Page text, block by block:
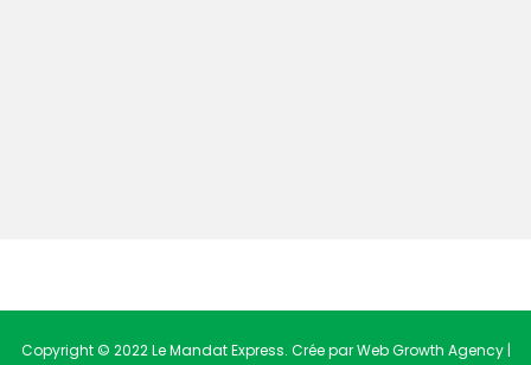
Copyright © 2022 Le Mandat Express. Crée par Web Growth Agency |